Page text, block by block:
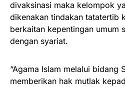
divaksinasi maka kelompok
dikenakan tindakan tatatertib
berkaitan kepentingan umum
dengan syariat.
“Agama Islam melalui bidang
memberikan hak mutlak